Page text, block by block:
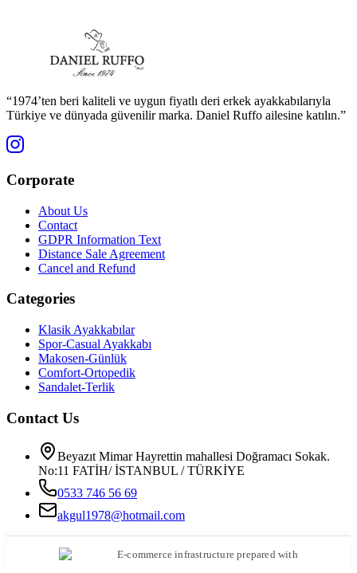
“1974’ten beri kaliteli ve uygun fiyatlı deri erkek ayakkabılarıyla
Türkiye ve dünyada güvenilir marka. Daniel Ruffo ailesine katılın.”
Corporate
About Us
Contact
GDPR Information Text
Distance Sale Agreement
Cancel and Refund
Categories
Klasik Ayakkabılar
Spor-Casual Ayakkabı
Makosen-Günlük
Comfort-Ortopedik
Sandalet-Terlik
Contact Us
Beyazıt Mimar Hayrettin mahallesi Doğramacı Sokak.
No:11 FATİH/ İSTANBUL / TÜRKİYE
0533 746 56 69
akgul1978@hotmail.com
E-commerce infrastructure prepared with